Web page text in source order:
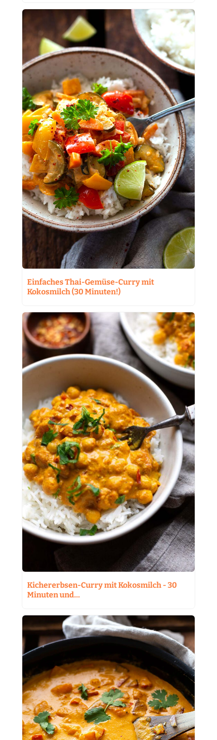
Einfaches Thai-Gemüse-Curry mit
Kokosmilch (30 Minuten!)
Kichererbsen-Curry mit Kokosmilch - 30
Minuten und…